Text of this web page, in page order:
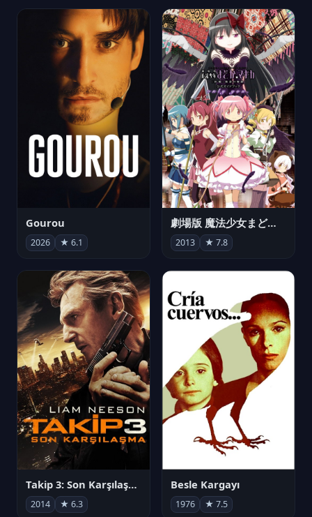
Gourou
2026 ★ 6.1
劇場版 魔法少女まどか☆マギカ[新編]叛逆の物語
2013 ★ 7.8
Takip 3: Son Karşılaşma
2014 ★ 6.3
Besle Kargayı
1976 ★ 7.5